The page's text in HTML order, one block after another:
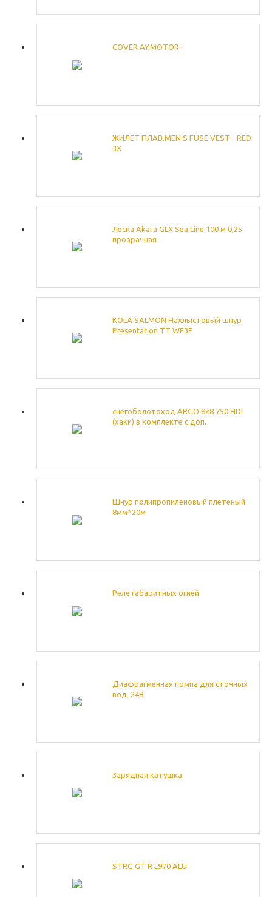
COVER AY,MOTOR-
ЖИЛЕТ ПЛАВ.MEN'S FUSE VEST - RED
3X
Леска Akara GLX Sea Line 100 м 0,25
прозрачная
KOLA SALMON Нахлыстовый шнур
Presentation TT WF3F
снегоболотоход ARGO 8х8 750 HDi
(хаки) в комплекте с доп.
Шнур полипропиленовый плетеный
8мм*20м
Реле габаритных огней
Диафрагменная помпа для сточных
вод, 24В
Зарядная катушка
STRG GT R L970 ALU